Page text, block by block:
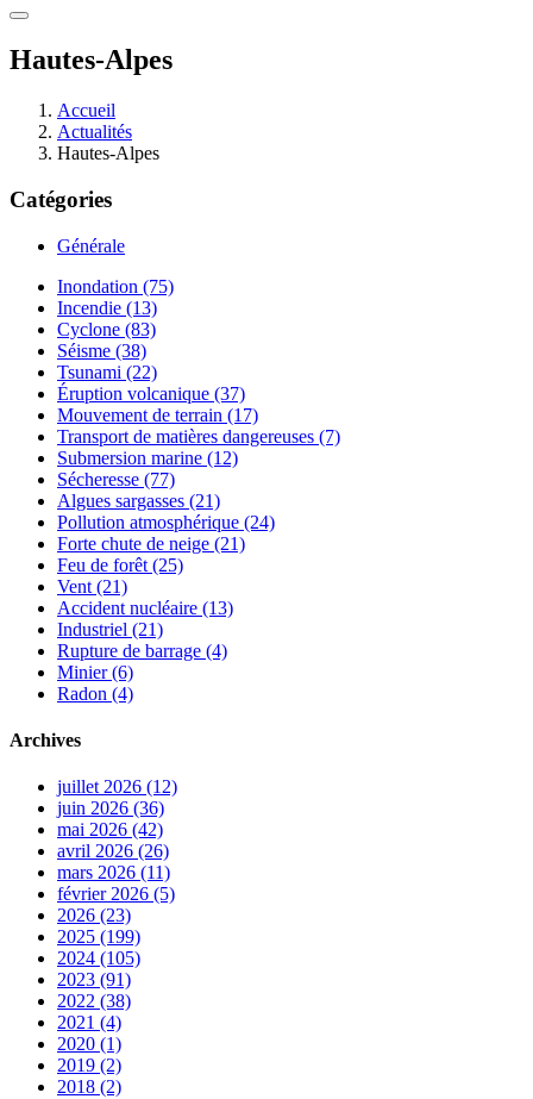
Hautes-Alpes
Accueil
Actualités
Hautes-Alpes
Catégories
Générale
Inondation (75)
Incendie (13)
Cyclone (83)
Séisme (38)
Tsunami (22)
Éruption volcanique (37)
Mouvement de terrain (17)
Transport de matières dangereuses (7)
Submersion marine (12)
Sécheresse (77)
Algues sargasses (21)
Pollution atmosphérique (24)
Forte chute de neige (21)
Feu de forêt (25)
Vent (21)
Accident nucléaire (13)
Industriel (21)
Rupture de barrage (4)
Minier (6)
Radon (4)
Archives
juillet 2026 (12)
juin 2026 (36)
mai 2026 (42)
avril 2026 (26)
mars 2026 (11)
février 2026 (5)
2026 (23)
2025 (199)
2024 (105)
2023 (91)
2022 (38)
2021 (4)
2020 (1)
2019 (2)
2018 (2)